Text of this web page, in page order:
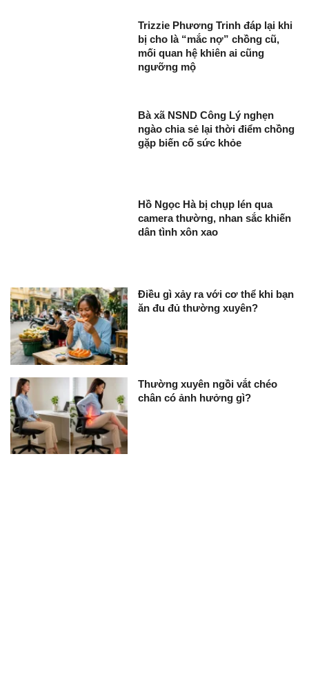
Trizzie Phương Trinh đáp lại khi
bị cho là “mắc nợ” chồng cũ,
mối quan hệ khiên ai cũng
ngưỡng mộ
Bà xã NSND Công Lý nghẹn
ngào chia sẻ lại thời điểm chồng
gặp biến cố sức khỏe
Hồ Ngọc Hà bị chụp lén qua
camera thường, nhan sắc khiến
dân tình xôn xao
Điều gì xảy ra với cơ thể khi bạn
ăn đu đủ thường xuyên?
Thường xuyên ngồi vắt chéo
chân có ảnh hưởng gì?